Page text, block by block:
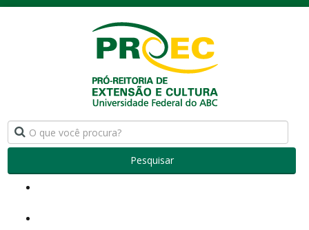
Pesquisar